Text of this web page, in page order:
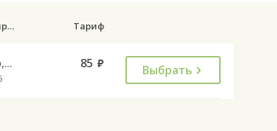
Дни курсирования Тариф
Пн,Вт,Ср,Чт,Пт 85 руб. Выбрать